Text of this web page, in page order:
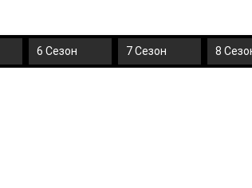
6 Сезон 7 Сезон 8